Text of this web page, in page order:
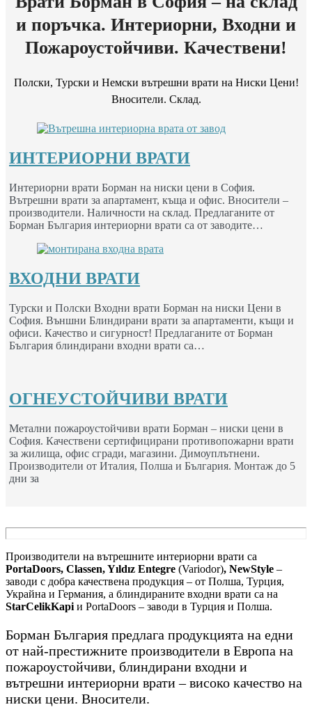
и поръчка. Интериорни, Входни и
Пожароустойчиви. Качествени!
Полски, Турски и Немски вътрешни врати на Ниски Цени!
Вносители. Склад.
ИНТЕРИОРНИ ВРАТИ
Интериорни врати Борман на ниски цени в София.
Вътрешни врати за апартамент, къща и офис. Вносители –
производители. Наличности на склад. Предлаганите от
Борман България интериорни врати са от заводите…
ВХОДНИ ВРАТИ
Турски и Полски Входни врати Борман на ниски Цени в
София. Външни Блиндирани врати за апартаменти, къщи и
офиси. Качество и сигурност! Предлаганите от Борман
България блиндирани входни врати са…
ОГНЕУСТОЙЧИВИ ВРАТИ
Метални пожароустойчиви врати Борман – ниски цени в
София. Качествени сертифицирани противопожарни врати
за жилища, офис сгради, магазини. Димоуплътнени.
Производители от Италия, Полша и България. Монтаж до 5
дни за
Производители на вътрешните интериорни врати са
PortaDoors, Classen, Yıldız Entegre (Variodor), NewStyle –
заводи с добра качествена продукция – от Полша, Турция,
Украйна и Германия, а блиндираните входни врати са на
StarCelikKapi и PortaDoors – заводи в Турция и Полша.
Борман България предлага продукцията на едни
от най-престижните производители в Европа на
пожароустойчиви, блиндирани входни и
вътрешни интериорни врати – високо качество на
ниски цени. Вносители.